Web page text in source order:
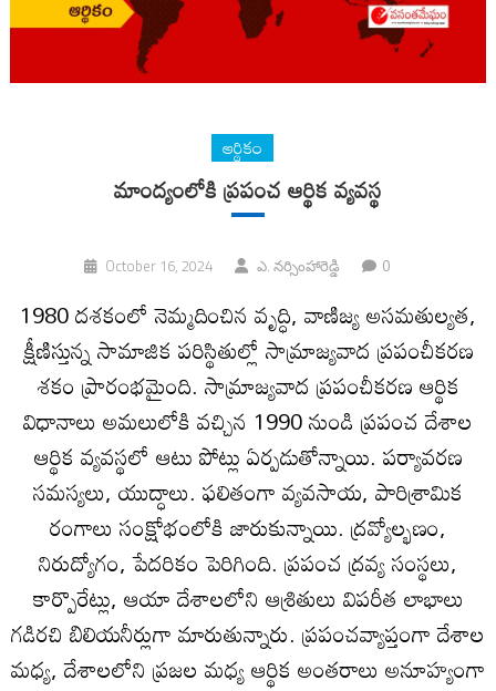
ఆర్థికం
మాంద్యంలోకి ప్రపంచ ఆర్థిక వ్యవస్థ
October 16, 2024 ఎ. నర్సింహారెడ్డి 0
1980 దశకంలో నెమ్మదించిన వృద్ధి, వాణిజ్య అసమతుల్యత,
క్షీణిస్తున్న సామాజిక పరిస్థితుల్లో సామ్రాజ్యవాద ప్రపంచీకరణ
శకం ప్రారంభమైంది. సామ్రాజ్యవాద ప్రపంచీకరణ ఆర్థిక
విధానాలు అమలులోకి వచ్చిన 1990 నుండి ప్రపంచ దేశాల
ఆర్థిక వ్యవస్థలో ఆటు పోట్లు ఏర్పడుతోన్నాయి. పర్యావరణ
సమస్యలు, యుద్ధాలు. ఫలితంగా వ్యవసాయ, పారిశ్రామిక
రంగాలు సంక్షోభంలోకి జారుకున్నాయి. ద్రవ్యోల్భణం,
నిరుద్యోగం, పేదరికం పెరిగింది. ప్రపంచ ద్రవ్య సంస్థలు,
కార్పొరేట్లు, ఆయా దేశాలలోని ఆశ్రితులు విపరీత లాభాలు
గడిరచి బిలియనీర్లుగా మారుతున్నారు. ప్రపంచవ్యాప్తంగా దేశాల
మధ్య, దేశాలలోని ప్రజల మధ్య ఆర్థిక అంతరాలు అనూహ్యంగా